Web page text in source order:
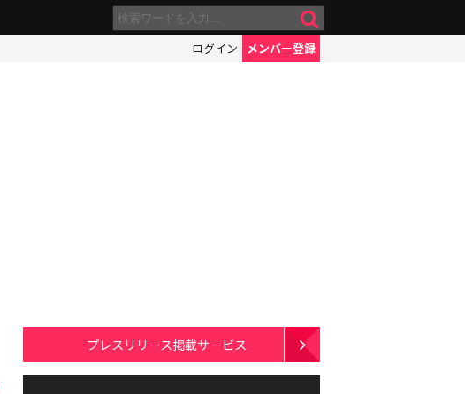
ログイン メンバー登録
プレスリリース掲載サービス